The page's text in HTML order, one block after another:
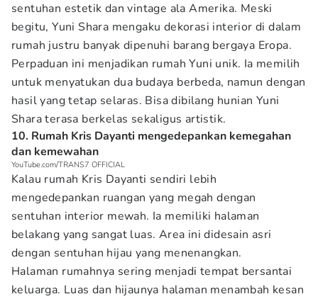
sentuhan estetik dan vintage ala Amerika. Meski
begitu, Yuni Shara mengaku dekorasi interior di dalam
rumah justru banyak dipenuhi barang bergaya Eropa.
Perpaduan ini menjadikan rumah Yuni unik. Ia memilih
untuk menyatukan dua budaya berbeda, namun dengan
hasil yang tetap selaras. Bisa dibilang hunian Yuni
Shara terasa berkelas sekaligus artistik.
10. Rumah Kris Dayanti mengedepankan kemegahan
dan kemewahan
YouTube.com/TRANS7 OFFICIAL
Kalau rumah Kris Dayanti sendiri lebih
mengedepankan ruangan yang megah dengan
sentuhan interior mewah. Ia memiliki halaman
belakang yang sangat luas. Area ini didesain asri
dengan sentuhan hijau yang menenangkan.
Halaman rumahnya sering menjadi tempat bersantai
keluarga. Luas dan hijaunya halaman menambah kesan